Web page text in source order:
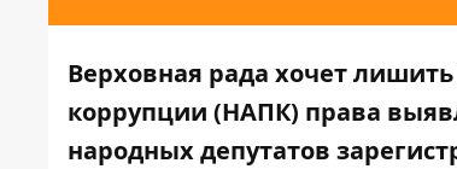
Верховная рада хочет
коррупции (НАПК) права
народных депутатов